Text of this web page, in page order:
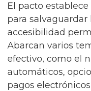
El pacto
para
accesibilidad
Abarcan varios
efectivo, como el
automáticos,
pagos